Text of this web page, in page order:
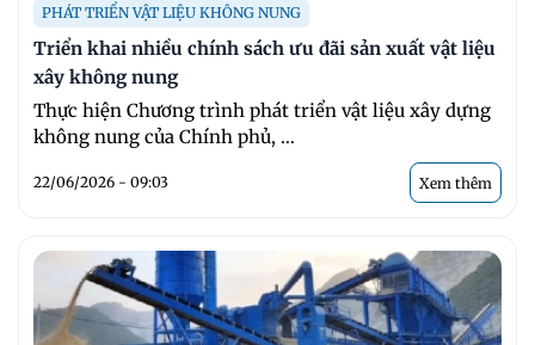
PHÁT TRIỂN VẬT LIỆU KHÔNG NUNG
Triển khai nhiều chính sách ưu đãi sản xuất vật liệu
xây không nung
Thực hiện Chương trình phát triển vật liệu xây dựng
không nung của Chính phủ, ...
22/06/2026 - 09:03 Xem thêm